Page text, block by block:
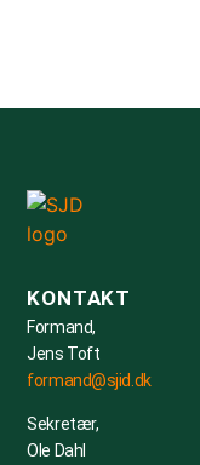
KONTAKT
Formand,
Jens Toft
formand@sjid.dk
Sekretær,
Ole Dahl